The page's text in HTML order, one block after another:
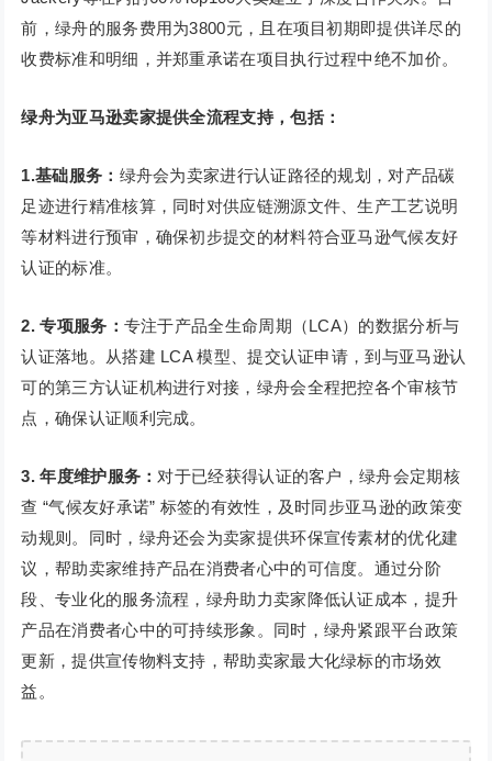
前，绿舟的服务费用为3800元，且在项目初期即提供详尽的
收费标准和明细，并郑重承诺在项目执行过程中绝不加价。
绿舟为亚马逊卖家提供全流程支持，包括：
1.基础服务： 绿舟会为卖家进行认证路径的规划，对产品碳
足迹进行精准核算，同时对供应链溯源文件、生产工艺说明
等材料进行预审，确保初步提交的材料符合亚马逊气候友好
认证的标准。
2. 专项服务： 专注于产品全生命周期（LCA）的数据分析与
认证落地。从搭建 LCA 模型、提交认证申请，到与亚马逊认
可的第三方认证机构进行对接，绿舟会全程把控各个审核节
点，确保认证顺利完成。
3. 年度维护服务： 对于已经获得认证的客户，绿舟会定期核
查 “气候友好承诺” 标签的有效性，及时同步亚马逊的政策变
动规则。同时，绿舟还会为卖家提供环保宣传素材的优化建
议，帮助卖家维持产品在消费者心中的可信度。通过分阶
段、专业化的服务流程，绿舟助力卖家降低认证成本，提升
产品在消费者心中的可持续形象。同时，绿舟紧跟平台政策
更新，提供宣传物料支持，帮助卖家最大化绿标的市场效
益。